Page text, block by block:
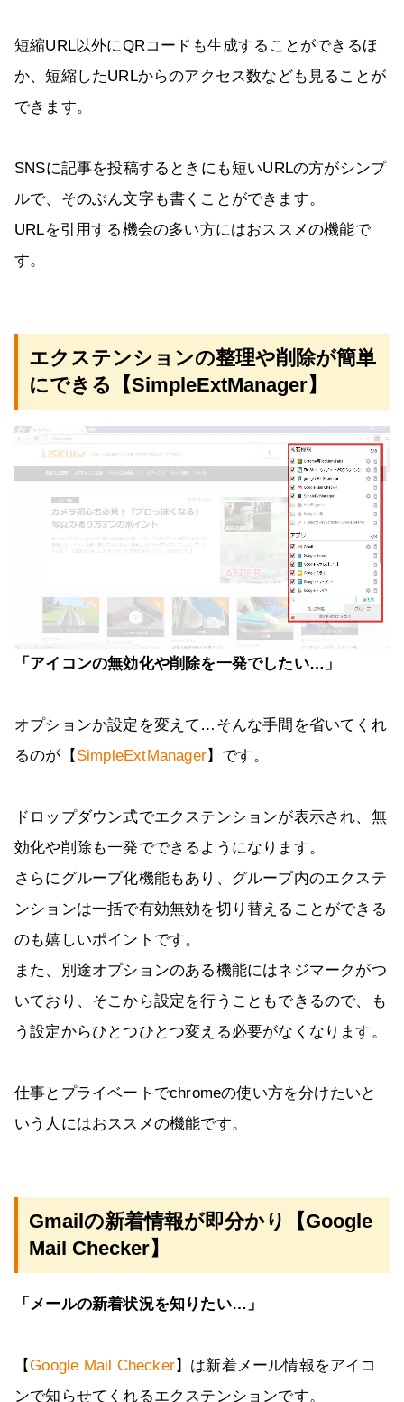
短縮URL以外にQRコードも生成することができるほ
か、短縮したURLからのアクセス数なども見ることが
できます。
SNSに記事を投稿するときにも短いURLの方がシンプ
ルで、そのぶん文字も書くことができます。
URLを引用する機会の多い方にはおススメの機能で
す。
エクステンションの整理や削除が簡単
にできる【SimpleExtManager】
「アイコンの無効化や削除を一発でしたい…」
オプションか設定を変えて…そんな手間を省いてくれ
るのが【 SimpleExtManager】です。
ドロップダウン式でエクステンションが表示され、無
効化や削除も一発でできるようになります。
さらにグループ化機能もあり、グループ内のエクステ
ンションは一括で有効無効を切り替えることができる
のも嬉しいポイントです。
また、別途オプションのある機能にはネジマークがつ
いており、そこから設定を行うこともできるので、も
う設定からひとつひとつ変える必要がなくなります。
仕事とプライベートでchromeの使い方を分けたいと
いう人にはおススメの機能です。
Gmailの新着情報が即分かり【Google
Mail Checker】
「メールの新着状況を知りたい…」
【Google Mail Checker】は新着メール情報をアイコ
ンで知らせてくれるエクステンションです。